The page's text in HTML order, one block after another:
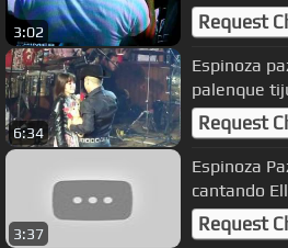
3:02 Request
6:34
Espinoza
palenque
Request
3:37
Espinoza
cantando
Request